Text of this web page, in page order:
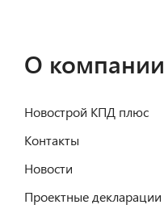
О компании
Новострой КПД плюс
Контакты
Новости
Проектные декларации